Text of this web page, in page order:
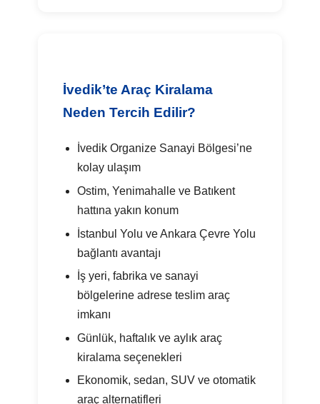
İvedik’te Araç Kiralama
Neden Tercih Edilir?
İvedik Organize Sanayi Bölgesi’ne
kolay ulaşım
Ostim, Yenimahalle ve Batıkent
hattına yakın konum
İstanbul Yolu ve Ankara Çevre Yolu
bağlantı avantajı
İş yeri, fabrika ve sanayi
bölgelerine adrese teslim araç
imkanı
Günlük, haftalık ve aylık araç
kiralama seçenekleri
Ekonomik, sedan, SUV ve otomatik
araç alternatifleri